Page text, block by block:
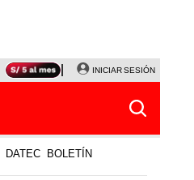
NALDY SALDAÑA LA BELLA LUZ
INICIAR SESIÓN
DATEC BOLETÍN